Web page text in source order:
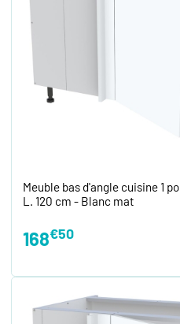
Meuble bas d'angle cuisine 1
L. 120 cm - Blanc mat
168€50